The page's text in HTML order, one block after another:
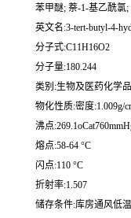
苯甲醚; 萘-1-基乙酰氯;
英文名:3-tert-butyl-4-
分子式:C11H16O2
分子量:180.244
类别:生物及医药化学
物化性质:密度:1.009g/
沸点
熔点:58-64 °C
闪点:110 °C
折射率:1.507
储存条件:库房通风低